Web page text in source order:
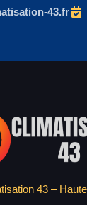
43.fr
43 –